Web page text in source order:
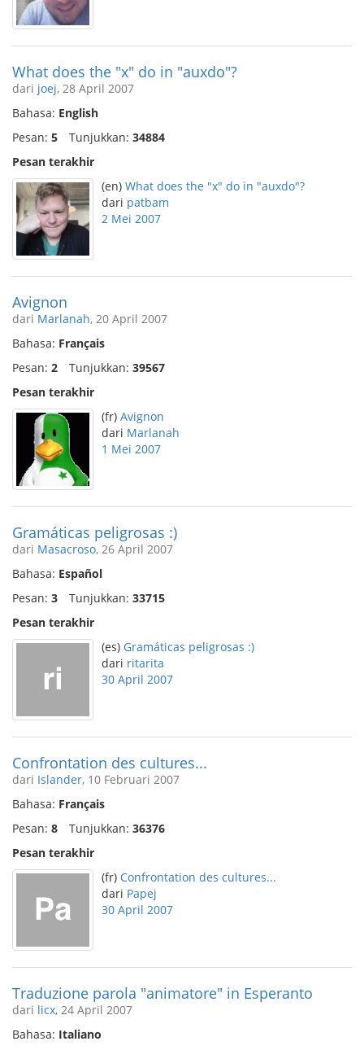
What does the "x" do in "auxdo"?
dari joej, 28 April 2007
Bahasa: English
Pesan: 5 Tunjukkan: 34884
Pesan terakhir
(en) What does the "x" do in "auxdo"?
dari patbam
2 Mei 2007
Avignon
dari Marlanah, 20 April 2007
Bahasa: Français
Pesan: 2 Tunjukkan: 39567
Pesan terakhir
(fr) Avignon
dari Marlanah
1 Mei 2007
Gramáticas peligrosas :)
dari Masacroso, 26 April 2007
Bahasa: Español
Pesan: 3 Tunjukkan: 33715
Pesan terakhir
(es) Gramáticas peligrosas :)
dari ritarita
30 April 2007
Confrontation des cultures...
dari Islander, 10 Februari 2007
Bahasa: Français
Pesan: 8 Tunjukkan: 36376
Pesan terakhir
(fr) Confrontation des cultures...
dari Papej
30 April 2007
Traduzione parola "animatore" in Esperanto
dari licx, 24 April 2007
Bahasa: Italiano